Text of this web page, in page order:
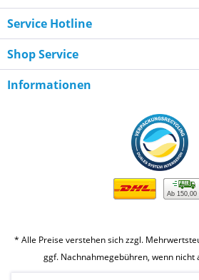
Service Hotline
Shop Service
Informationen
Ab 150,00
* Alle Preise verstehen sich zzgl.
ggf. Nachnahmegebühren, wenn nicht